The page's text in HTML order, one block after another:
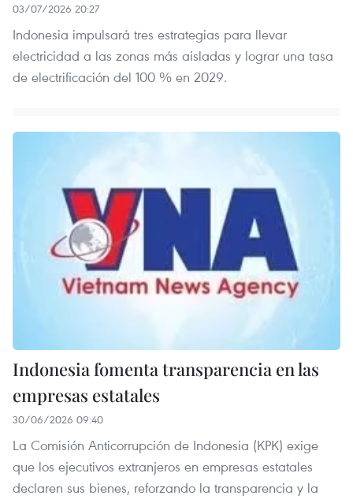
03/07/2026 20:27
Indonesia impulsará tres estrategias para llevar
electricidad a las zonas más aisladas y lograr una tasa
de electrificación del 100 % en 2029.
Indonesia fomenta transparencia en las
empresas estatales
30/06/2026 09:40
La Comisión Anticorrupción de Indonesia (KPK) exige
que los ejecutivos extranjeros en empresas estatales
declaren sus bienes, reforzando la transparencia y la